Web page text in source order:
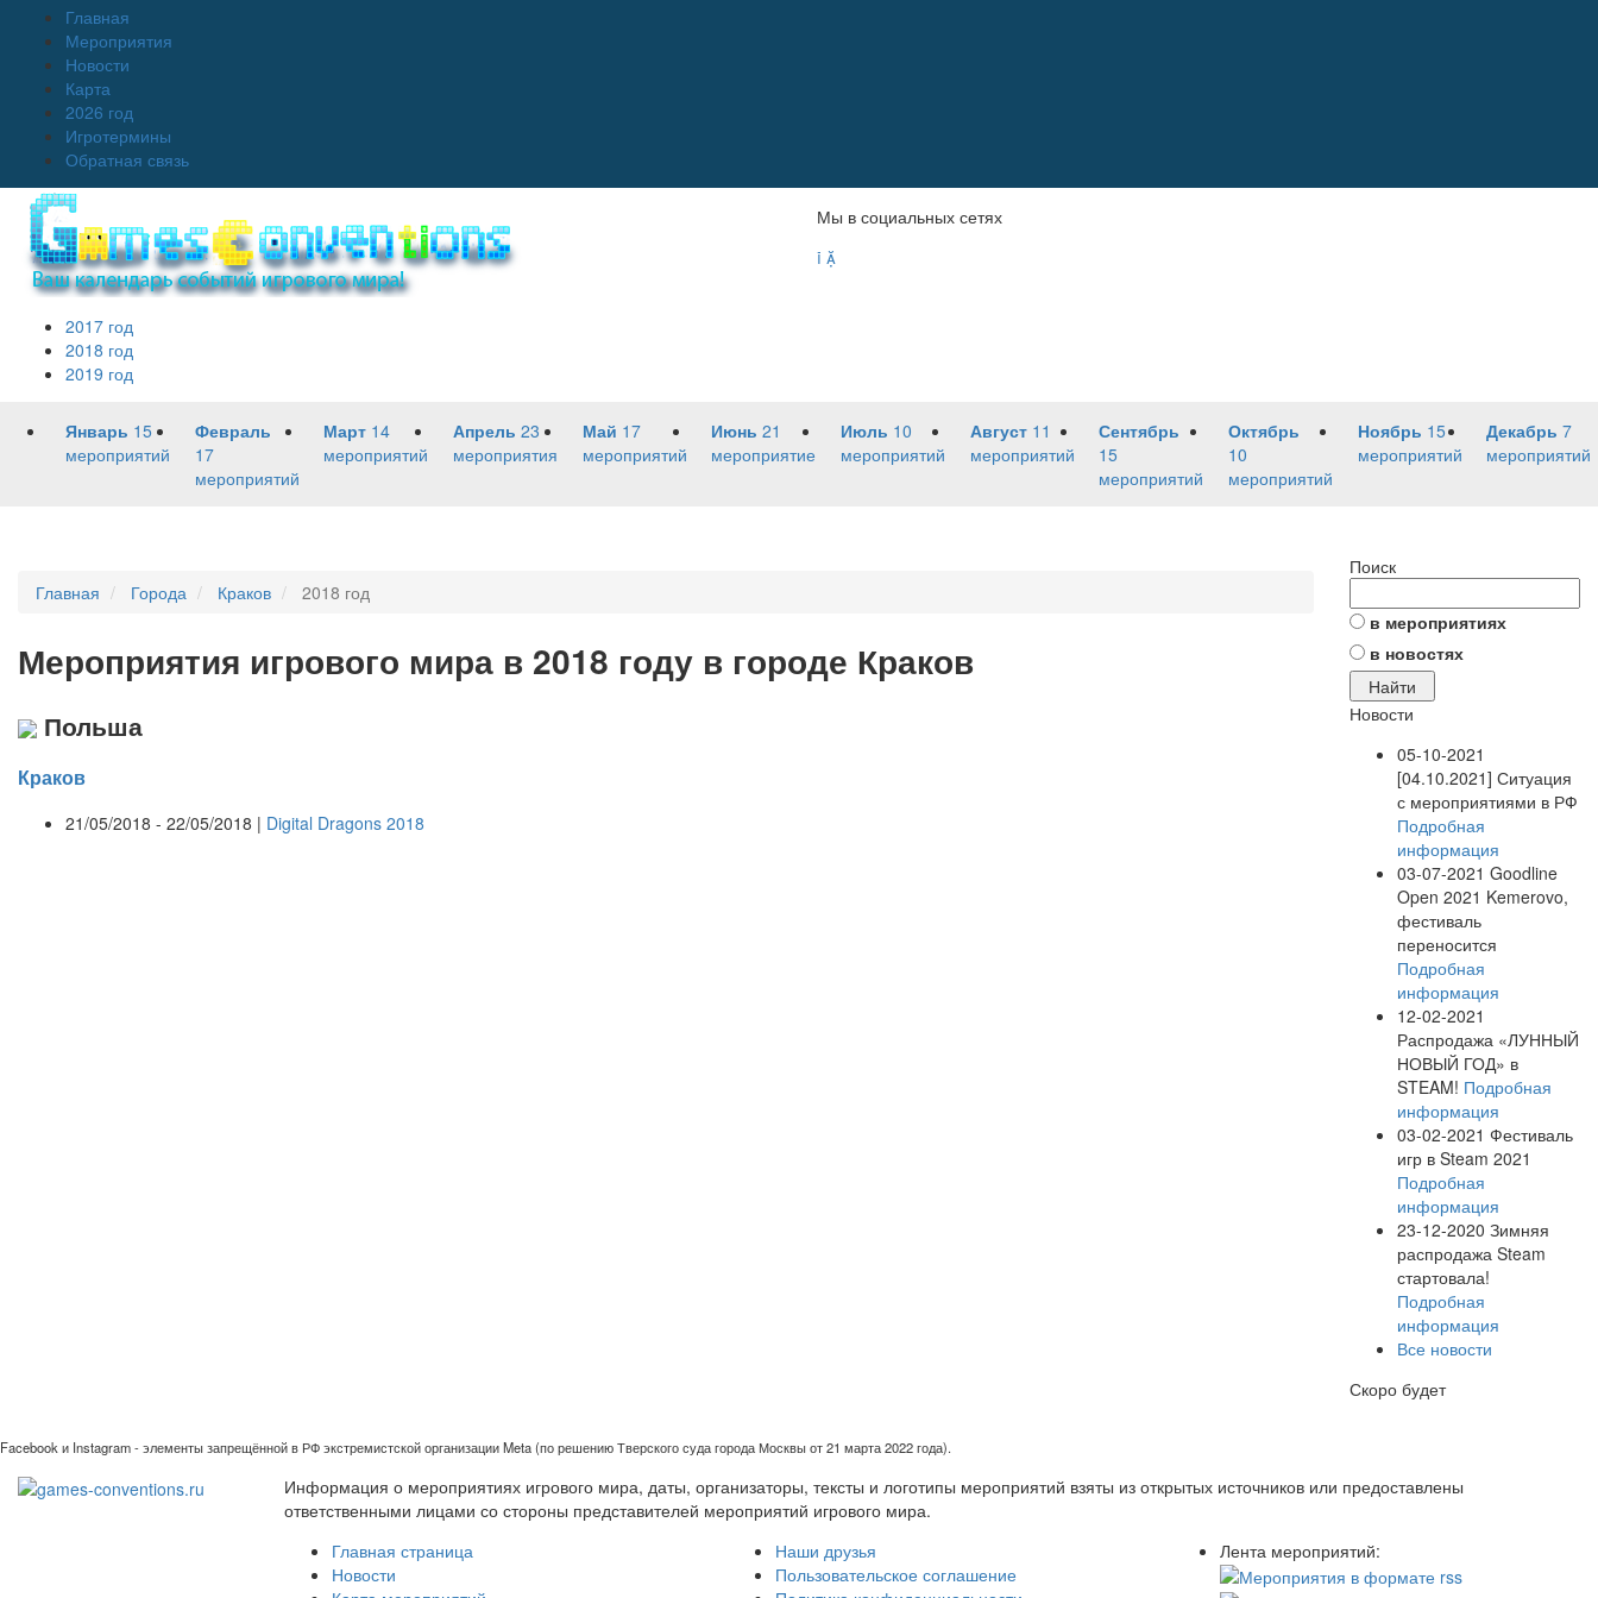
Главная
Мероприятия
Новости
Карта
2026 год
Игротермины
Обратная связь
Мы в социальных сетях
 
2017 год
2018 год
2019 год
Январь 15
мероприятий
Февраль
17
мероприятий
Март 14
мероприятий
Апрель 23
мероприятия
Май 17
мероприятий
Июнь 21
мероприятие
Июль 10
мероприятий
Август 11
мероприятий
Сентябрь
15
мероприятий
Октябрь
10
мероприятий
Ноябрь 15
мероприятий
Декабрь 7
мероприятий
Главная Города Краков 2018 год
Мероприятия игрового мира в 2018 году в городе Краков
Польша
Краков
21/05/2018 - 22/05/2018 | Digital Dragons 2018
Поиск
в мероприятиях
в новостях
Новости
05-10-2021
[04.10.2021] Ситуация
с мероприятиями в РФ
Подробная
информация
03-07-2021 Goodline
Open 2021 Kemerovo,
фестиваль
переносится
Подробная
информация
12-02-2021
Распродажа «ЛУННЫЙ
НОВЫЙ ГОД» в
STEAM! Подробная
информация
03-02-2021 Фестиваль
игр в Steam 2021
Подробная
информация
23-12-2020 Зимняя
распродажа Steam
стартовала!
Подробная
информация
Все новости
Скоро будет
Facebook и Instagram - элементы запрещённой в РФ экстремистской организации Meta (по решению Тверского суда города Москвы от 21 марта 2022 года).
Информация о мероприятиях игрового мира, даты, организаторы, тексты и логотипы мероприятий взяты из открытых источников или предоставлены
ответственными лицами со стороны представителей мероприятий игрового мира.
Главная страница
Новости
Наши друзья
Пользовательское соглашение
Лента мероприятий: